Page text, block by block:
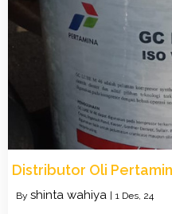
Distributor Oli
By shinta wahiya 1 Des, 24